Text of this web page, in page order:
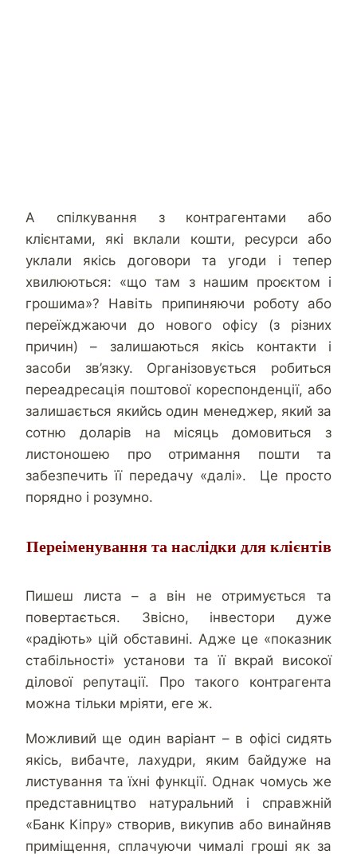
А спілкування з контрагентами або
клієнтами, які вклали кошти, ресурси або
уклали якісь договори та угоди і тепер
хвилюються: «що там з нашим проєктом і
грошима»? Навіть припиняючи роботу або
переїжджаючи до нового офісу (з різних
причин) – залишаються якісь контакти і
засоби зв’язку. Організовується робиться
переадресація поштової кореспонденції, або
залишається якийсь один менеджер, який за
сотню доларів на місяць домовиться з
листоношею про отримання пошти та
забезпечить її передачу «далі». Це просто
порядно і розумно.
Переіменування та наслідки для клієнтів
Пишеш листа – а він не отримується та
повертається. Звісно, інвестори дуже
«радіють» цій обставині. Адже це «показник
стабільності» установи та її вкрай високої
ділової репутації. Про такого контрагента
можна тільки мріяти, еге ж.
Можливий ще один варіант – в офісі сидять
якісь, вибачте, лахудри, яким байдуже на
листування та їхні функції. Однак чомусь же
представництво натуральний і справжній
«Банк Кіпру» створив, викупив або винайняв
приміщення, сплачуючи чималі гроші як за